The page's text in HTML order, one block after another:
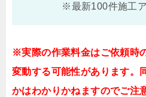
※最新100件施工
※実際の作業料金はご依頼時
変動する可能性があります。
かはわかりかねますのでご注